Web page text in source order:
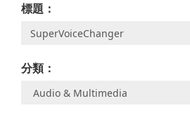
標題：
分類：